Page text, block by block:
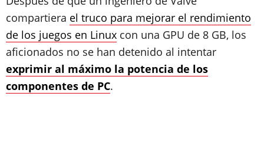
compartiera el truco para mejorar el rendimiento
de los juegos en Linux con una GPU de 8 GB, los
aficionados no se han detenido al intentar
exprimir al máximo la potencia de los
componentes de PC.